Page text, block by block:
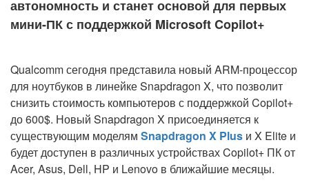
автономность и станет основой для первых
мини-ПК с поддержкой Microsoft Copilot+
Qualcomm сегодня представила новый ARM-процессор
для ноутбуков в линейке Snapdragon X, что позволит
снизить стоимость компьютеров с поддержкой Copilot+
до 600$. Новый Snapdragon X присоединяется к
существующим моделям Snapdragon X Plus и X Elite и
будет доступен в различных устройствах Copilot+ ПК от
Acer, Asus, Dell, HP и Lenovo в ближайшие месяцы.